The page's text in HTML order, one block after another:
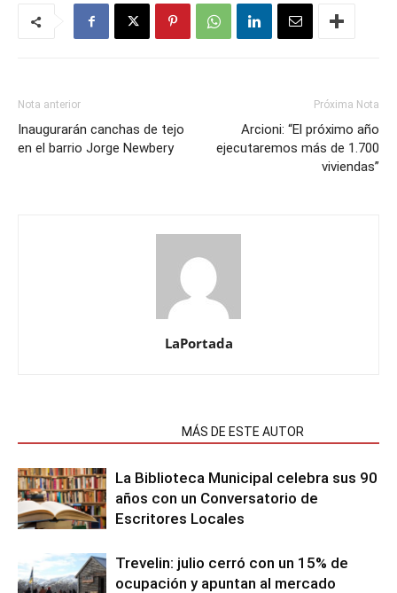
Nota anterior
Inaugurarán canchas de tejo
en el barrio Jorge Newbery
Próxima Nota
Arcioni: “El próximo año
ejecutaremos más de 1.700
viviendas”
LaPortada
MÁS DE ESTE AUTOR
La Biblioteca Municipal celebra sus 90
años con un Conversatorio de
Escritores Locales
Trevelin: julio cerró con un 15% de
ocupación y apuntan al mercado